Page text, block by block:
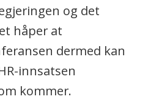
og det
håper at
dermed kan
innsatsen
kommer.